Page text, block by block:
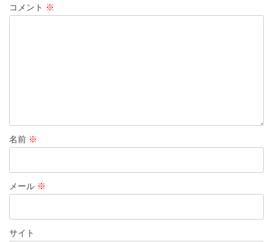
ン
コメント ※
名前 ※
メール ※
サイト